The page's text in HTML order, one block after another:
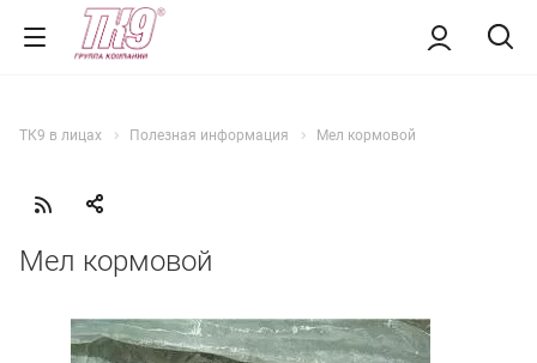
ТК9 в лицах Полезная информация Мел кормовой
Мел кормовой